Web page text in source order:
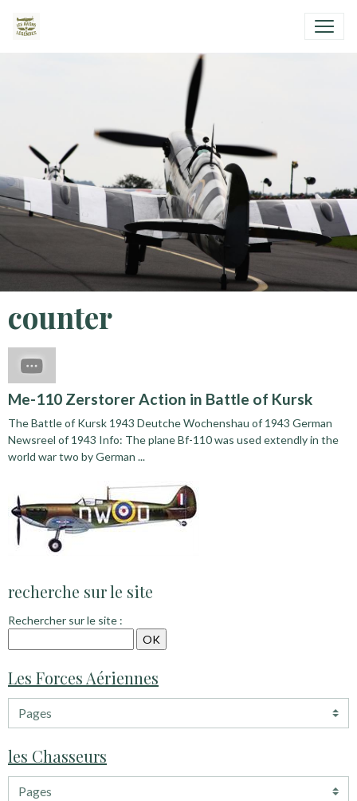
counter
Me-110 Zerstorer Action in Battle of Kursk
The Battle of Kursk 1943 Deutche Wochenshau of 1943 German
Newsreel of 1943 Info: The plane Bf-110 was used extendly in the
world war two by German ...
recherche sur le site
Rechercher sur le site :
Les Forces Aériennes
les Chasseurs